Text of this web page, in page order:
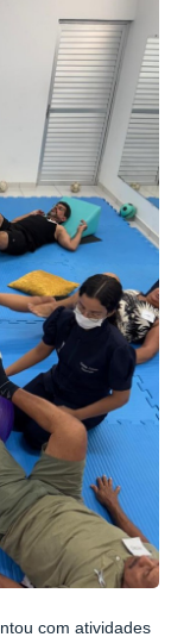
com atividades